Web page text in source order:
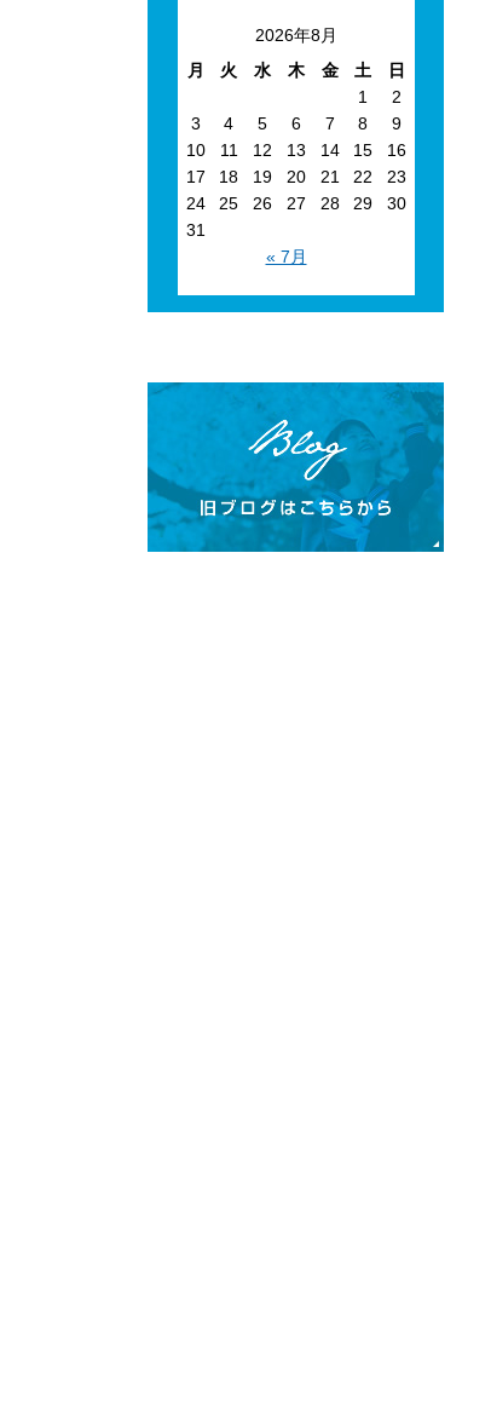
2026年8月
月
火 水 木 金 土
日
1
2
3
4 5 6 7 8
9
10
11 12 13 14 15
16
17
18 19 20 21 22
23
24
25 26 27 28 29
30
31
« 7月